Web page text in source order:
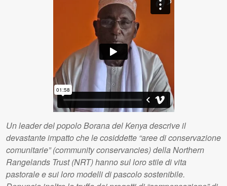
Un leader del popolo Borana del Kenya descrive il
devastante impatto che le cosiddette “aree di conservazione
comunitarie” (community conservancies) della Northern
Rangelands Trust (NRT) hanno sul loro stile di vita
pastorale e sui loro modelli di pascolo sostenibile.